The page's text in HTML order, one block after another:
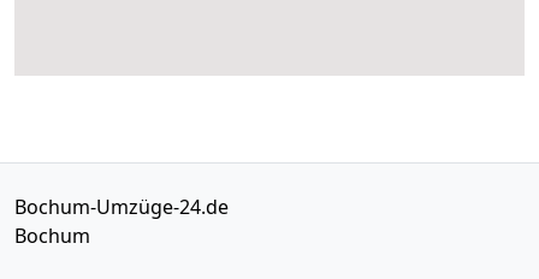
Bochum-Umzüge-24.de
Bochum